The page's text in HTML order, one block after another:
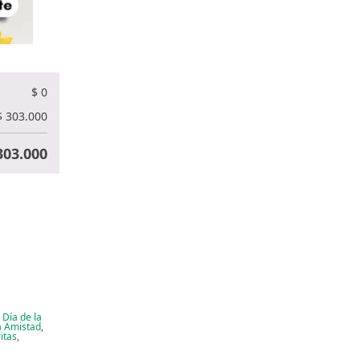
$ 0
303.000
Día de la
Amistad,
,